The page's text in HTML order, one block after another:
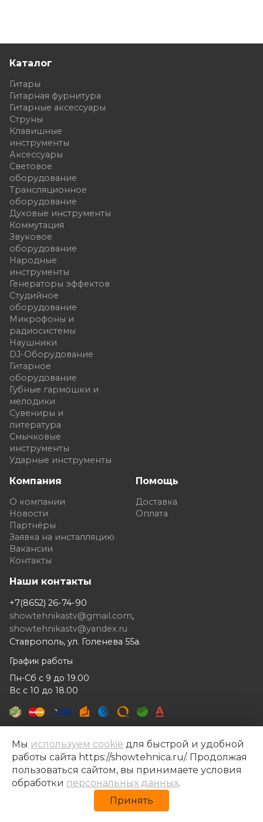
Каталог
Гитары
Гитарная фурнитура
Гитарные аксессуары
Струны
Клавишные
инструменты
Аксессуары
Световое
оборудование
Трансляционное
оборудование
Духовые инструменты
Коммутация
Звуковое
оборудование
Народные
инструменты
Генераторы эффектов
Студийное
оборудование
Микрофоны и
радиосистемы
Наушники
DJ-Оборудование
Гитарное
оборудование
Губные гармошки и
мелодики
Сувениры и
литература
Смычковые
инструменты
Ударные инструменты
Компания
О компании
Новости
Партнёры
Заявка на инсталляцию
Вакансии
Контакты
Помощь
Доставка
Оплата
Наши контакты
+7(8652) 26-74-90
showtehnikastv@gmail.com,
showtehnikastv@yandex.ru
Ставрополь, ул. Голенева 55а.
График работы
Пн-Сб с 9 до 19.00
Вс с 10 до 18.00
Шоутехника © 2014- 2026
Разработка сайта —Рекламный контент
Политика конфиденциальности
Политика обработки персональных данных
Мы используем cookie для быстрой и удобной
работы сайта https://showtehnica.ru/. Продолжая
пользоваться сайтом, вы принимаете условия
обработки персональных данных.
Принять